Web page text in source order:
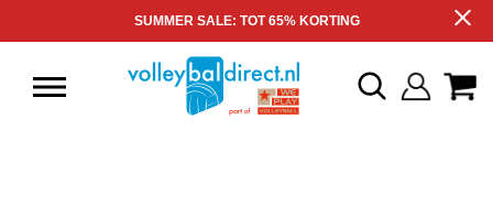
SUMMER SALE: TOT 65% KORTING